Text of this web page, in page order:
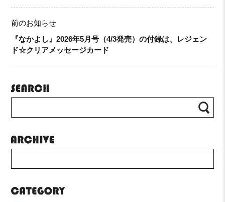
前のお知らせ
『なかよし』2026年5月号（4/3発売）の付録は、レジェン
ド☆クリアメッセージカード